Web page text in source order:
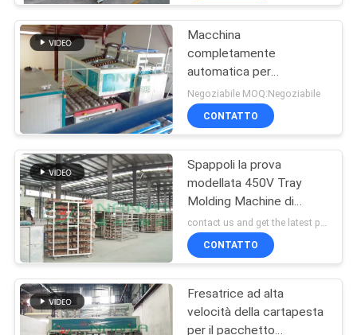
GIRO
DELLA
FABBRICA
CONTROLLO
DI
QUALITÀ
CONTATTICI
NOTIZIE
MAPPA
Macchina del
vassoio dell'uovo
Macchina per la
produzione di
imballaggi
16
Macchina
completamente
automatica per
stampaggio di polpa per
imballaggi interni per
elettronica industriale/
produzione di imballaggi
industriali in polpa
Negoziabile MOQ:Negoziabile
CONTATTO
Spappoli la prova
modellata 450V Tray
Molding Machine di
scossa dell'inserzione
contact us and get the latest price MOQ:Negoziabile
CONTATTO
Fresatrice ad alta
velocità della cartapesta
per il pacchetto